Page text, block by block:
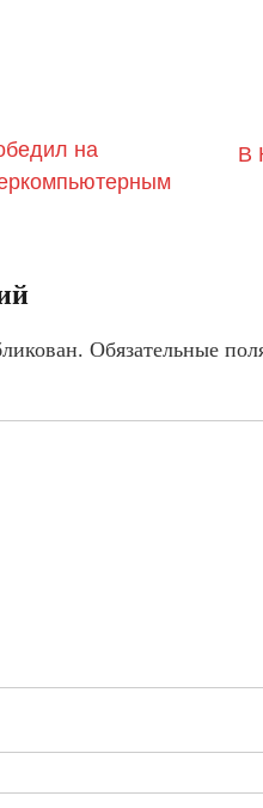
на
В
Обязательные